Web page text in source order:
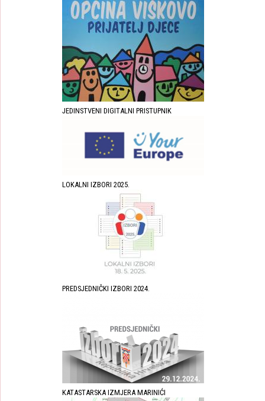
JEDINSTVENI DIGITALNI PRISTUPNIK
LOKALNI IZBORI 2025.
PREDSJEDNIČKI IZBORI 2024.
KATASTARSKA IZMJERA MARINIĆI